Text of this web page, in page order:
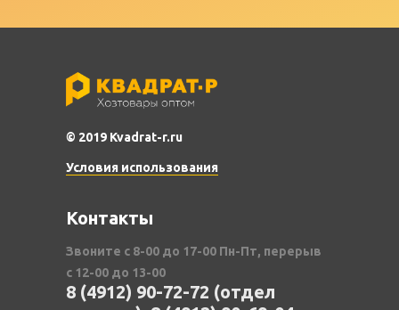
© 2019 Kvadrat-r.ru
Условия использования
Контакты
Звоните с 8-00 до 17-00 Пн-Пт, перерыв
с 12-00 до 13-00
8 (4912) 90-72-72 (отдел